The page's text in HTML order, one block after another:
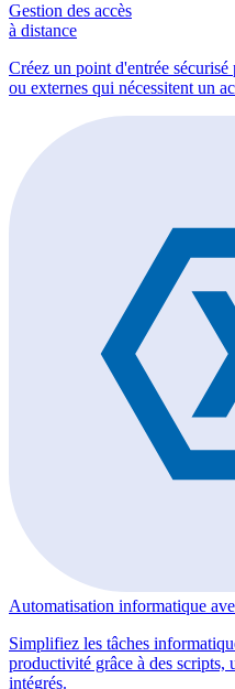
Gestion des accès
à distance
Créez un point d'entrée sécurisé
ou externes qui nécessitent un
Automatisation informatique
Simplifiez les tâches
productivité grâce à des scripts,
intégrés.